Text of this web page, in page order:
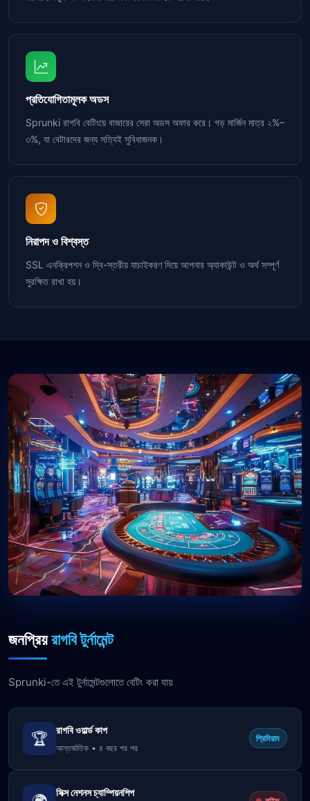
প্রতিযোগিতামূলক অডস
Sprunki রাগবি বেটিংয়ে বাজারের সেরা অডস অফার করে। গড় মার্জিন মাত্র ২%–
৩%, যা বেটারদের জন্য সত্যিই সুবিধাজনক।
নিরাপদ ও বিশ্বস্ত
SSL এনক্রিপশন ও দ্বি-স্তরীয় যাচাইকরণ দিয়ে আপনার অ্যাকাউন্ট ও অর্থ সম্পূর্ণ
সুরক্ষিত রাখা হয়।
জনপ্রিয়রাগবি টুর্নামেন্ট
Sprunki-তে এই টুর্নামেন্টগুলোতে বেটিং করা যায়
🏆 রাগবি ওয়ার্ল্ড কাপ
আন্তর্জাতিক • ৪ বছর পর পর
প্রিমিয়াম
সিক্স নেশনস চ্যাম্পিয়নশিপ